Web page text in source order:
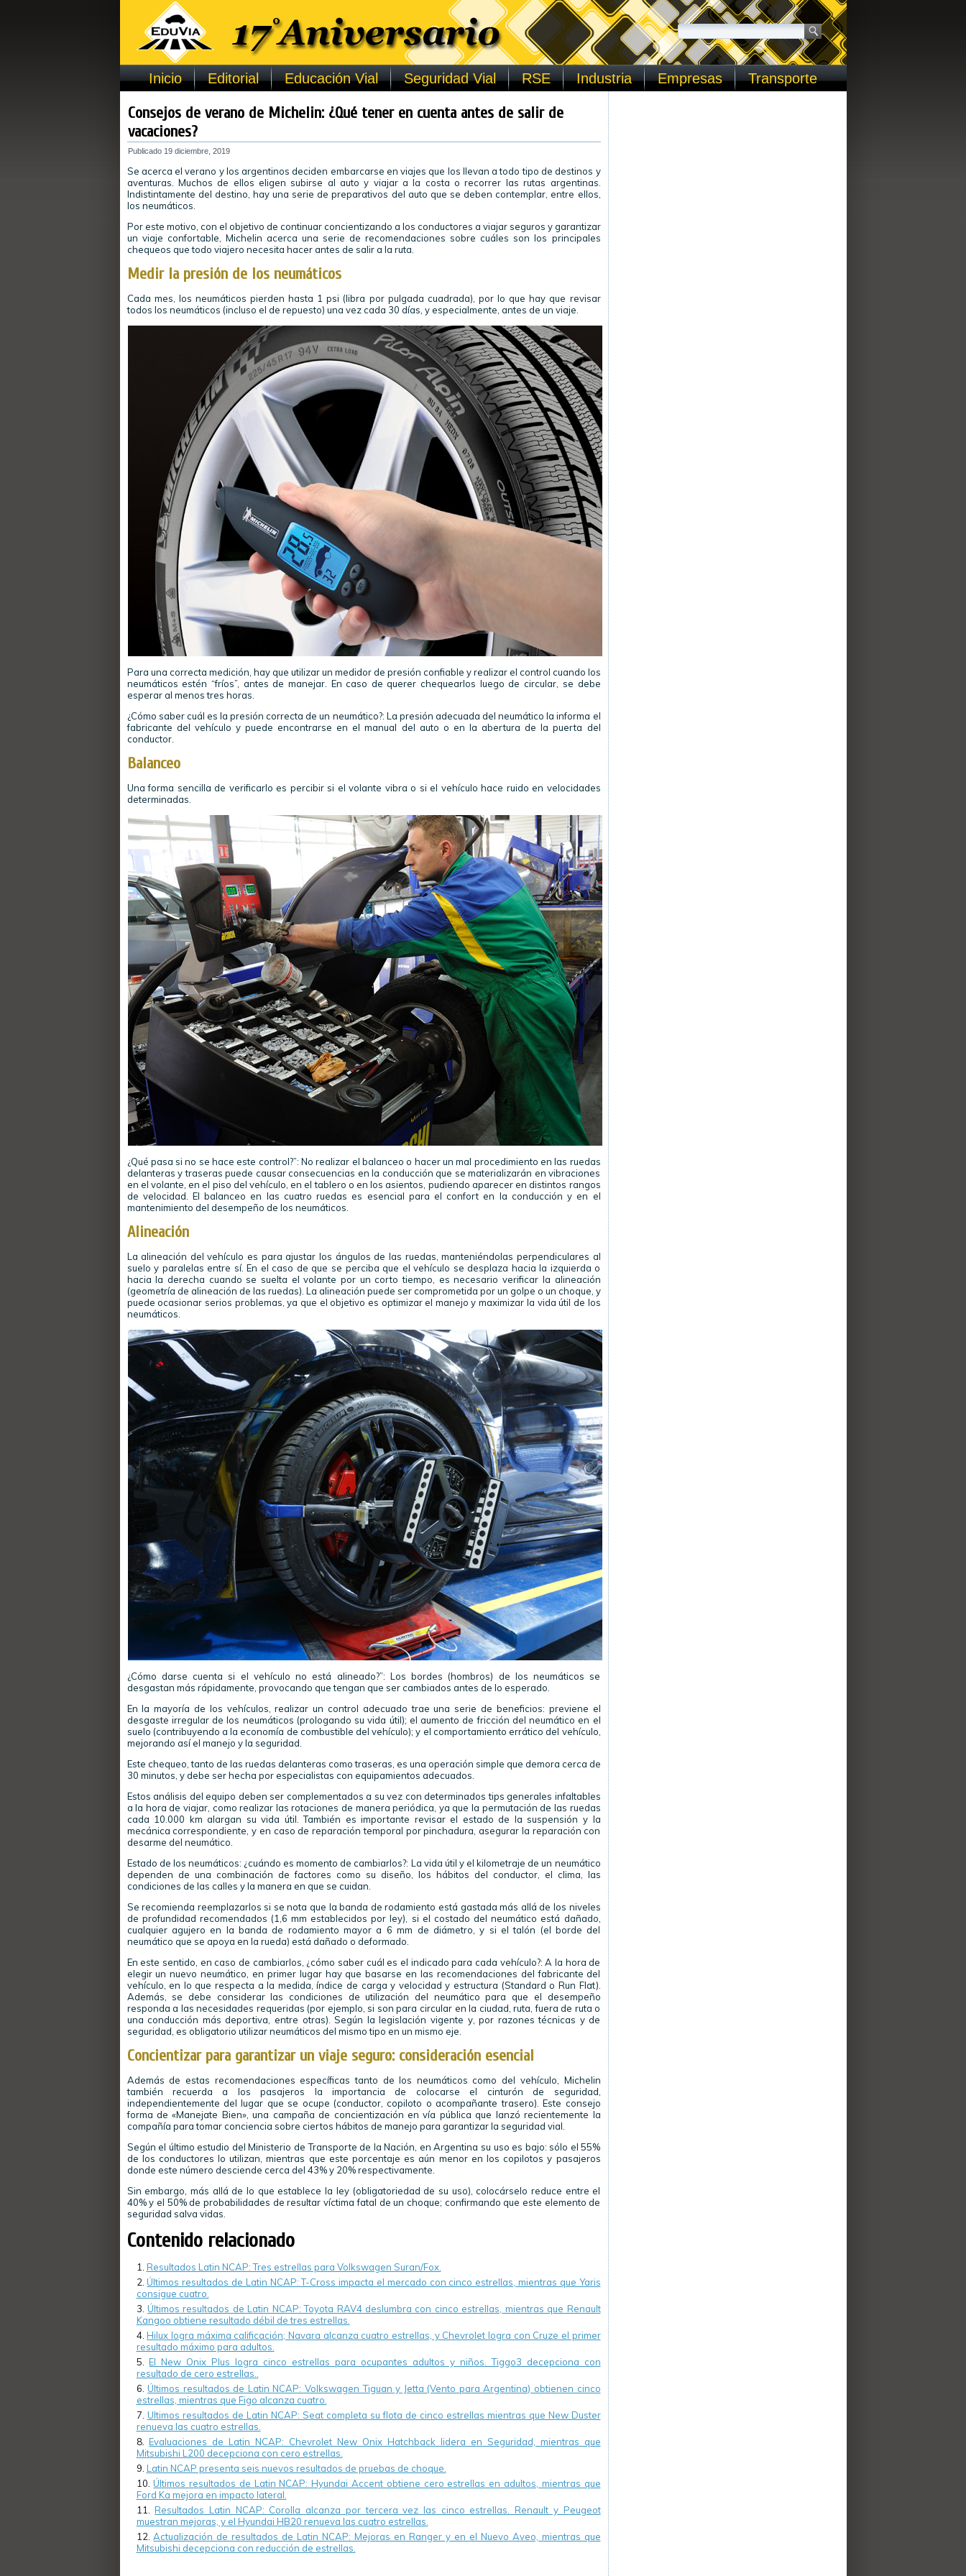
Inicio Editorial Educación Vial Seguridad Vial RSE Industria Empresas Transporte
Consejos de verano de Michelin: ¿Qué tener en cuenta antes de salir de
vacaciones?
Publicado 19 diciembre, 2019
Se acerca el verano y los argentinos deciden embarcarse en viajes que los llevan a todo tipo de destinos y
aventuras. Muchos de ellos eligen subirse al auto y viajar a la costa o recorrer las rutas argentinas.
Indistintamente del destino, hay una serie de preparativos del auto que se deben contemplar, entre ellos,
los neumáticos.
Por este motivo, con el objetivo de continuar concientizando a los conductores a viajar seguros y garantizar
un viaje confortable, Michelin acerca una serie de recomendaciones sobre cuáles son los principales
chequeos que todo viajero necesita hacer antes de salir a la ruta.
Medir la presión de los neumáticos
Cada mes, los neumáticos pierden hasta 1 psi (libra por pulgada cuadrada), por lo que hay que revisar
todos los neumáticos (incluso el de repuesto) una vez cada 30 días, y especialmente, antes de un viaje.
Para una correcta medición, hay que utilizar un medidor de presión confiable y realizar el control cuando los
neumáticos estén “fríos”, antes de manejar. En caso de querer chequearlos luego de circular, se debe
esperar al menos tres horas.
¿Cómo saber cuál es la presión correcta de un neumático?: La presión adecuada del neumático la informa el
fabricante del vehículo y puede encontrarse en el manual del auto o en la abertura de la puerta del
conductor.
Balanceo
Una forma sencilla de verificarlo es percibir si el volante vibra o si el vehículo hace ruido en velocidades
determinadas.
¿Qué pasa si no se hace este control?”: No realizar el balanceo o hacer un mal procedimiento en las ruedas
delanteras y traseras puede causar consecuencias en la conducción que se materializarán en vibraciones
en el volante, en el piso del vehículo, en el tablero o en los asientos, pudiendo aparecer en distintos rangos
de velocidad. El balanceo en las cuatro ruedas es esencial para el confort en la conducción y en el
mantenimiento del desempeño de los neumáticos.
Alineación
La alineación del vehículo es para ajustar los ángulos de las ruedas, manteniéndolas perpendiculares al
suelo y paralelas entre sí. En el caso de que se perciba que el vehículo se desplaza hacia la izquierda o
hacia la derecha cuando se suelta el volante por un corto tiempo, es necesario verificar la alineación
(geometría de alineación de las ruedas). La alineación puede ser comprometida por un golpe o un choque, y
puede ocasionar serios problemas, ya que el objetivo es optimizar el manejo y maximizar la vida útil de los
neumáticos.
¿Cómo darse cuenta si el vehículo no está alineado?”: Los bordes (hombros) de los neumáticos se
desgastan más rápidamente, provocando que tengan que ser cambiados antes de lo esperado.
En la mayoría de los vehículos, realizar un control adecuado trae una serie de beneficios: previene el
desgaste irregular de los neumáticos (prologando su vida útil); el aumento de fricción del neumático en el
suelo (contribuyendo a la economía de combustible del vehículo); y el comportamiento errático del vehículo,
mejorando así el manejo y la seguridad.
Este chequeo, tanto de las ruedas delanteras como traseras, es una operación simple que demora cerca de
30 minutos, y debe ser hecha por especialistas con equipamientos adecuados.
Estos análisis del equipo deben ser complementados a su vez con determinados tips generales infaltables
a la hora de viajar, como realizar las rotaciones de manera periódica, ya que la permutación de las ruedas
cada 10.000 km alargan su vida útil. También es importante revisar el estado de la suspensión y la
mecánica correspondiente, y en caso de reparación temporal por pinchadura, asegurar la reparación con
desarme del neumático.
Estado de los neumáticos: ¿cuándo es momento de cambiarlos?: La vida útil y el kilometraje de un neumático
dependen de una combinación de factores como su diseño, los hábitos del conductor, el clima, las
condiciones de las calles y la manera en que se cuidan.
Se recomienda reemplazarlos si se nota que la banda de rodamiento está gastada más allá de los niveles
de profundidad recomendados (1,6 mm establecidos por ley), si el costado del neumático está dañado,
cualquier agujero en la banda de rodamiento mayor a 6 mm de diámetro, y si el talón (el borde del
neumático que se apoya en la rueda) está dañado o deformado.
En este sentido, en caso de cambiarlos, ¿cómo saber cuál es el indicado para cada vehículo?: A la hora de
elegir un nuevo neumático, en primer lugar hay que basarse en las recomendaciones del fabricante del
vehículo, en lo que respecta a la medida, índice de carga y velocidad y estructura (Standard o Run Flat).
Además, se debe considerar las condiciones de utilización del neumático para que el desempeño
responda a las necesidades requeridas (por ejemplo, si son para circular en la ciudad, ruta, fuera de ruta o
una conducción más deportiva, entre otras). Según la legislación vigente y, por razones técnicas y de
seguridad, es obligatorio utilizar neumáticos del mismo tipo en un mismo eje.
Concientizar para garantizar un viaje seguro: consideración esencial
Además de estas recomendaciones específicas tanto de los neumáticos como del vehículo, Michelin
también recuerda a los pasajeros la importancia de colocarse el cinturón de seguridad,
independientemente del lugar que se ocupe (conductor, copiloto o acompañante trasero). Este consejo
forma de «Manejate Bien», una campaña de concientización en vía pública que lanzó recientemente la
compañía para tomar conciencia sobre ciertos hábitos de manejo para garantizar la seguridad vial.
Según el último estudio del Ministerio de Transporte de la Nación, en Argentina su uso es bajo: sólo el 55%
de los conductores lo utilizan, mientras que este porcentaje es aún menor en los copilotos y pasajeros
donde este número desciende cerca del 43% y 20% respectivamente.
Sin embargo, más allá de lo que establece la ley (obligatoriedad de su uso), colocárselo reduce entre el
40% y el 50% de probabilidades de resultar víctima fatal de un choque; confirmando que este elemento de
seguridad salva vidas.
Contenido relacionado
Resultados Latin NCAP: Tres estrellas para Volkswagen Suran/Fox.
Últimos resultados de Latin NCAP: T-Cross impacta el mercado con cinco estrellas, mientras que Yaris
consigue cuatro.
Últimos resultados de Latin NCAP: Toyota RAV4 deslumbra con cinco estrellas, mientras que Renault
Kangoo obtiene resultado débil de tres estrellas.
Hilux logra máxima calificación; Navara alcanza cuatro estrellas, y Chevrolet logra con Cruze el primer
resultado máximo para adultos.
El New Onix Plus logra cinco estrellas para ocupantes adultos y niños. Tiggo3 decepciona con
resultado de cero estrellas..
Últimos resultados de Latin NCAP: Volkswagen Tiguan y Jetta (Vento para Argentina) obtienen cinco
estrellas, mientras que Figo alcanza cuatro.
Ultimos resultados de Latin NCAP: Seat completa su flota de cinco estrellas mientras que New Duster
renueva las cuatro estrellas.
Evaluaciones de Latin NCAP: Chevrolet New Onix Hatchback lidera en Seguridad, mientras que
Mitsubishi L200 decepciona con cero estrellas.
Latin NCAP presenta seis nuevos resultados de pruebas de choque.
Últimos resultados de Latin NCAP: Hyundai Accent obtiene cero estrellas en adultos, mientras que
Ford Ka mejora en impacto lateral.
Resultados Latin NCAP: Corolla alcanza por tercera vez las cinco estrellas. Renault y Peugeot
muestran mejoras, y el Hyundai HB20 renueva las cuatro estrellas.
Actualización de resultados de Latin NCAP: Mejoras en Ranger y en el Nuevo Aveo, mientras que
Mitsubishi decepciona con reducción de estrellas.